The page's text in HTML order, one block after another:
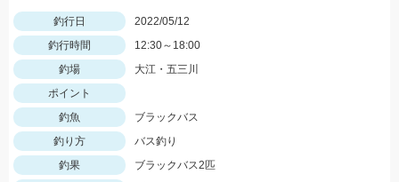
釣行日
2022/05/12
釣行時間
12:30～18:00
釣場
大江・五三川
ポイント
釣魚
ブラックバス
釣り方
バス釣り
釣果
ブラックバス2匹